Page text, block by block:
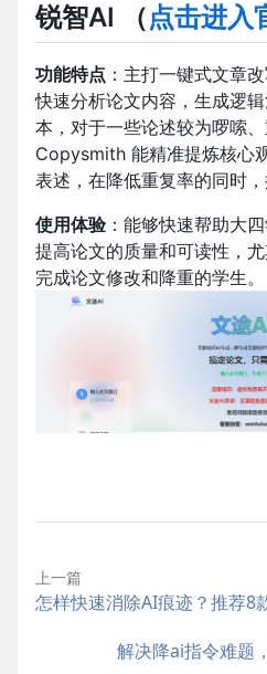
锐智AI （点击进入
功能特点 ：主打一键式文章
快速分析论文内容，生成逻
本，对于一些论述较为啰嗦
Copysmith 能精准提炼核心
表述，在降低重复率的同时，
使用体验：能够快速帮助大
提高论文的质量和可读性，
完成论文修改和降重的学生。
上一篇
怎样快速消除AI痕迹？推荐8
解决降ai指令难题